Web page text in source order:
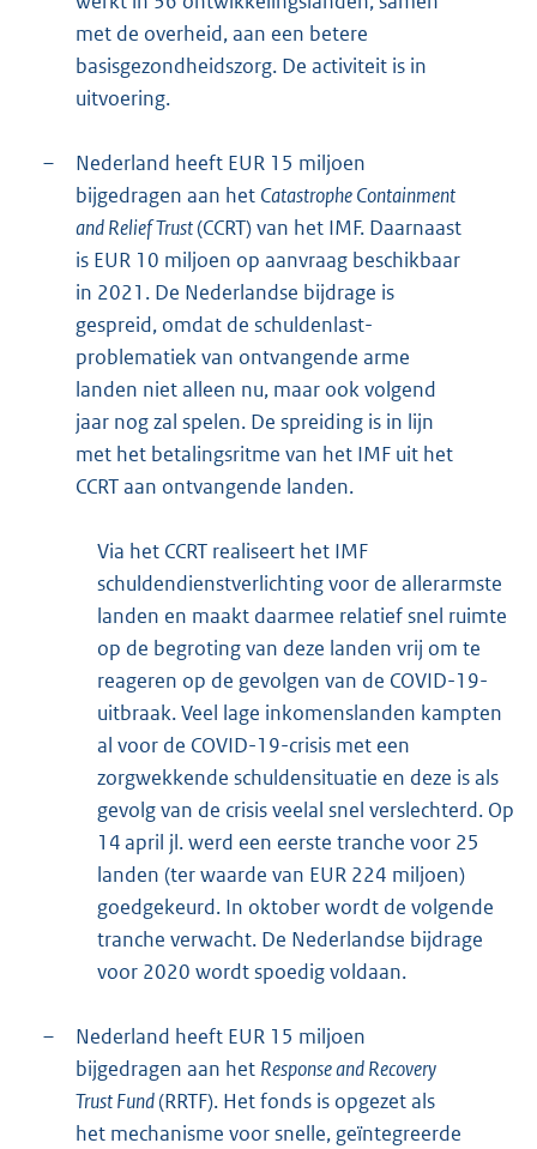
met de overheid, aan een betere
basisgezondheidszorg. De activiteit is in
uitvoering.
–
Nederland heeft EUR 15 miljoen
bijgedragen aan het Catastrophe Containment
and Relief Trust(CCRT) van het IMF. Daarnaast
is EUR 10 miljoen op aanvraag beschikbaar
in 2021. De Nederlandse bijdrage is
gespreid, omdat de schuldenlast-
problematiek van ontvangende arme
landen niet alleen nu, maar ook volgend
jaar nog zal spelen. De spreiding is in lijn
met het betalingsritme van het IMF uit het
CCRT aan ontvangende landen.
Via het CCRT realiseert het IMF
schuldendienstverlichting voor de allerarmste
landen en maakt daarmee relatief snel ruimte
op de begroting van deze landen vrij om te
reageren op de gevolgen van de COVID-19-
uitbraak. Veel lage inkomenslanden kampten
al voor de COVID-19-crisis met een
zorgwekkende schuldensituatie en deze is als
gevolg van de crisis veelal snel verslechterd. Op
14 april jl. werd een eerste tranche voor 25
landen (ter waarde van EUR 224 miljoen)
goedgekeurd. In oktober wordt de volgende
tranche verwacht. De Nederlandse bijdrage
voor 2020 wordt spoedig voldaan.
–
Nederland heeft EUR 15 miljoen
bijgedragen aan het Response and Recovery
Trust Fund(RRTF). Het fonds is opgezet als
het mechanisme voor snelle, geïntegreerde